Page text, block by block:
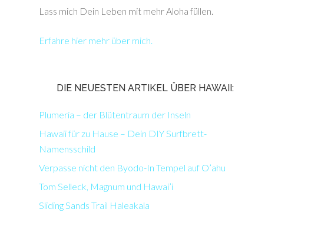
Lass mich Dein Leben mit mehr Aloha füllen.
Erfahre hier mehr über mich.
DIE NEUESTEN ARTIKEL ÜBER HAWAII:
Plumeria – der Blütentraum der Inseln
Hawaii für zu Hause – Dein DIY Surfbrett-
Namensschild
Verpasse nicht den Byodo-In Tempel auf O’ahu
Tom Selleck, Magnum und Hawai’i
Sliding Sands Trail Haleakala